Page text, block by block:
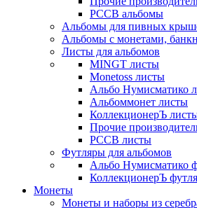
РССВ альбомы
Альбомы для пивных
Альбомы с монетами,
Листы для альбомов
MINGT листы
Monetoss листы
Альбо Нумисматико
Альбоммонет листы
КоллекционерЪ
Прочие
РССВ листы
Футляры для альбомов
Альбо Нумисматико
КоллекционерЪ
Монеты
Монеты и наборы из